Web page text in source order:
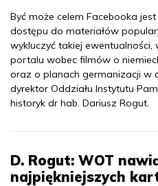
Być może celem Facebooka
dostępu do materiałów
wykluczyć takiej ewentualności,
portalu wobec filmów o
oraz o planach germanizacji w
dyrektor Oddziału Instytutu
historyk dr hab. Dariusz Rogut.
D. Rogut: WOT
najpiękniejszych